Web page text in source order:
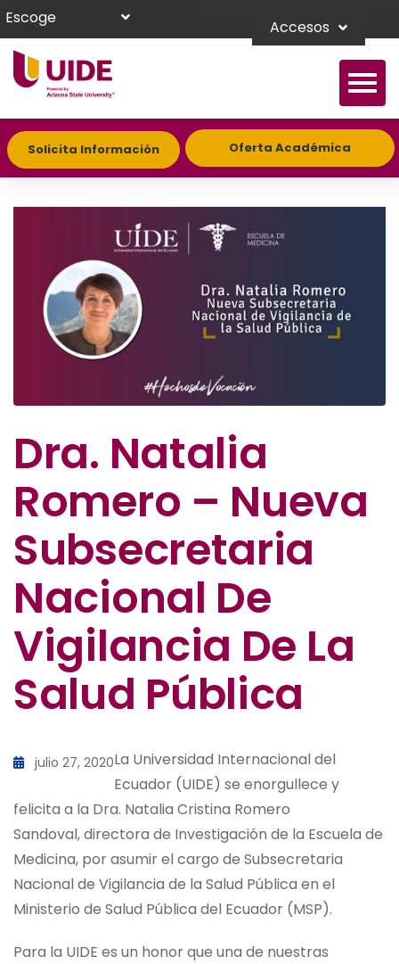
Escoge Accesos
Solicita Información Oferta Académica
Dra. Natalia
Romero – Nueva
Subsecretaria
Nacional De
Vigilancia De La
Salud Pública
julio 27, 2020La Universidad Internacional del
Ecuador (UIDE) se enorgullece y
felicita a la Dra. Natalia Cristina Romero
Sandoval,directora de Investigación de la Escuela de
Medicina, por asumir el cargo de Subsecretaria
Nacional de Vigilancia de la Salud Pública en el
Ministerio de Salud Pública del Ecuador (MSP).
Para la UIDE es un honor que una de nuestras